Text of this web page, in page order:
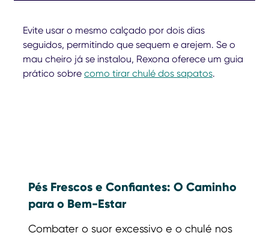
Evite usar o mesmo calçado por dois dias
seguidos, permitindo que sequem e arejem. Se o
mau cheiro já se instalou, Rexona oferece um guia
prático sobre como tirar chulé dos sapatos.
Pés Frescos e Confiantes: O Caminho
para o Bem-Estar
Combater o suor excessivo e o chulé nos